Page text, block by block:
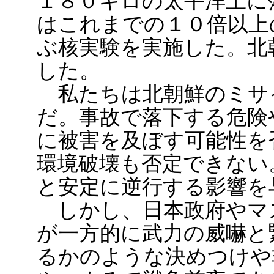
はこれまでの１０倍以
ぶ核実験を実施した。
した。
私たちは北朝鮮のミサ
だ。事故で落下する危
に被害を及ぼす可能性
環境破壊も否定できな
と安定に逆行する影響
しかし、日本政府やマ
が一方的に武力の威嚇
るかのような決めつけ